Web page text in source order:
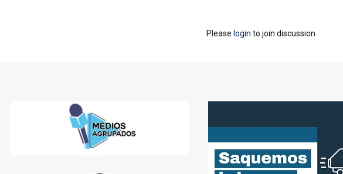
Please login to join discussion